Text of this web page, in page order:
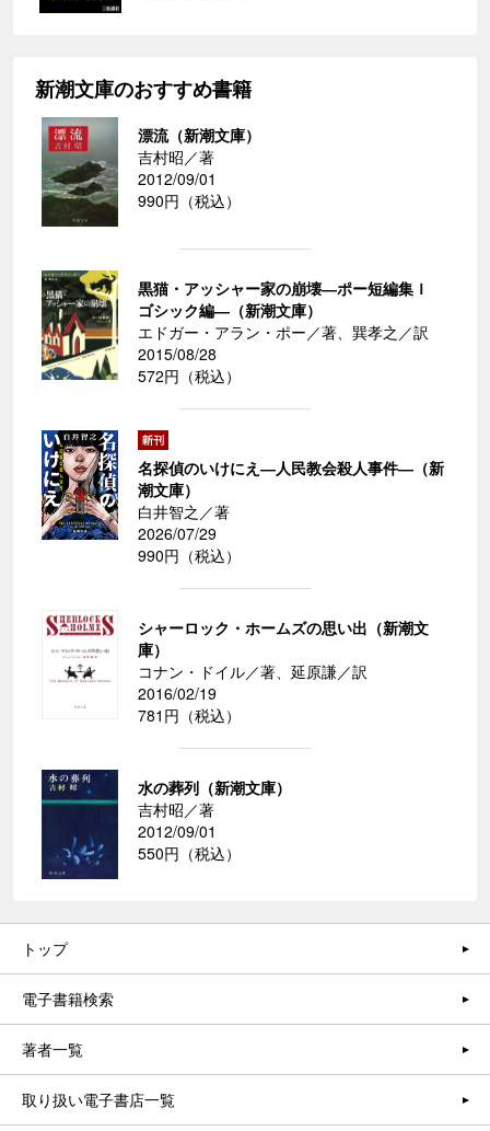
新潮文庫のおすすめ書籍
漂流（新潮文庫）
吉村昭／著
2012/09/01
990円（税込）
黒猫・アッシャー家の崩壊―ポー短編集Ｉ
ゴシック編―（新潮文庫）
エドガー・アラン・ポー／著、巽孝之／訳
2015/08/28
572円（税込）
名探偵のいけにえ―人民教会殺人事件―（新
潮文庫）
白井智之／著
2026/07/29
990円（税込）
シャーロック・ホームズの思い出（新潮文
庫）
コナン・ドイル／著、延原謙／訳
2016/02/19
781円（税込）
水の葬列（新潮文庫）
吉村昭／著
2012/09/01
550円（税込）
トップ
電子書籍検索
著者一覧
取り扱い電子書店一覧